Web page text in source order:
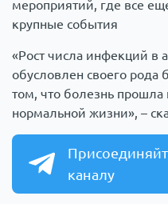
мероприятий, где все
крупные события
«Рост числа инфекций в
обусловлен своего
том, что болезнь прошла
нормальной жизни», –
каналу